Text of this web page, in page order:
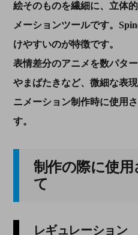
絵そのものを繊細に、立体
メーションツールです。
けやすいのが特徴です。
表情差分のアニメを数パタ
やまばたきなど、微細な表
ニメーション制作時に使用
す。
制作の際に使
て
レギュレーション